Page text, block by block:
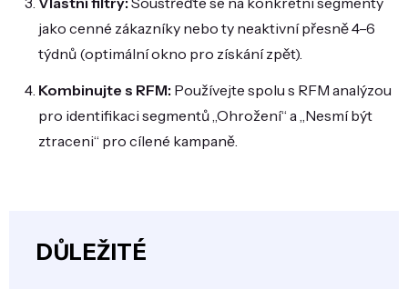
jako cenné zákazníky nebo ty neaktivní přesně 4–6
týdnů (optimální okno pro získání zpět).
Kombinujte s RFM: Používejte spolu s RFM analýzou
pro identifikaci segmentů „Ohrožení“ a „Nesmí být
ztraceni“ pro cílené kampaně.
DŮLEŽITÉ